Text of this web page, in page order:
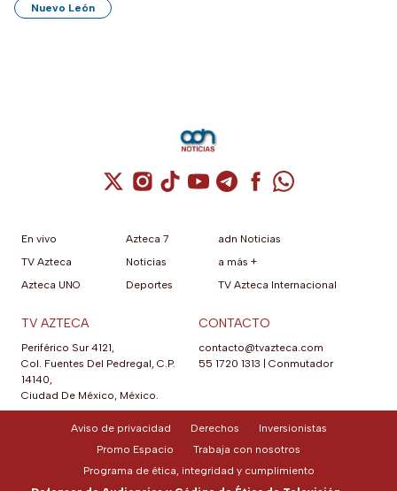
Nuevo León
Cuenta de X / Twitter (se abre en una
Cuenta de Instagram (se abre en una
Cuenta de TikTok (se abre en
Cuenta de YouTube (se abre
Cuenta de Telegram (se
Cuenta de
Cuenta de
En vivo
TV Azteca
Azteca UNO
Azteca 7
Noticias
Deportes
adn Noticias
a más +
TV Azteca Internacional
TV AZTECA
Periférico Sur 4121,
Col. Fuentes Del Pedregal, C.P.
14140,
Ciudad De México, México.
CONTACTO
contacto@tvazteca.com
55 1720 1313 | Conmutador
Aviso de privacidad Derechos
Inversionistas
Promo Espacio
Trabaja con nosotros
Programa de ética, integridad y cumplimiento